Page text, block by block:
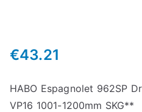
€43.21
HABO Espagnolet 962SP
VP16 1001-1200mm SKG**